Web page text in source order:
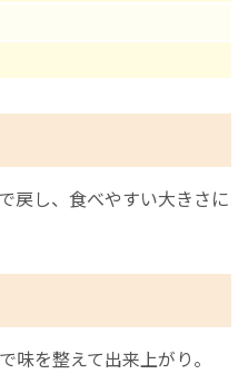
戻し、食べやすい大きさに
を整えて出来上がり。